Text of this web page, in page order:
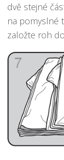
dvě stejné
na pomyslné
založte roh